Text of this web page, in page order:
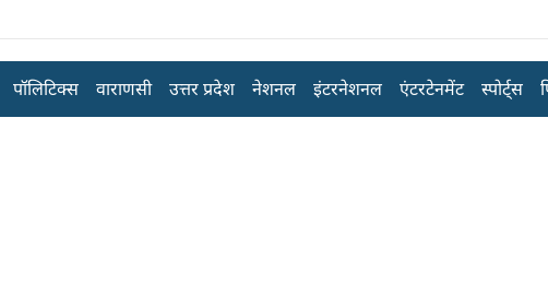
पॉलिटिक्स वाराणसी उत्तर प्रदेश नेशनल इंटरनेशनल एंटरटेनमेंट स्पोर्ट्स